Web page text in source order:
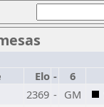
Elo - 6
2369 - GM